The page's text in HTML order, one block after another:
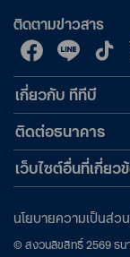
ติดตามข่าวสาร
เกี่ยวกับ ทีทีบี
ติดต่อธนาคาร
เว็บไซต์อื่นที่เกี่ย
© สงวนลิขสิทธิ์2569ธน
นโยบายความเป็นส่ว